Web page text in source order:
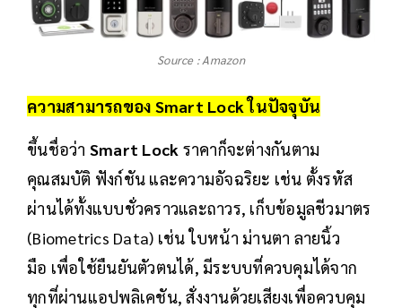
Source : Amazon
ความสามารถของ Smart Lockในปัจจุบัน
ขึ้นชื่อว่า Smart Lock ราคาก็จะต่างกันตาม
คุณสมบัติ ฟังก์ชัน และความอัจฉริยะ เช่น ตั้งรหัส
ผ่านได้ทั้งแบบชั่วคราวและถาวร, เก็บข้อมูลชีวมาตร
(Biometrics Data) เช่น ใบหน้า ม่านตา ลายนิ้ว
มือ เพื่อใช้ยืนยันตัวตนได้, มีระบบที่ควบคุมได้จาก
ทุกที่ผ่านแอปพลิเคชัน, สั่งงานด้วยเสียงเพื่อควบคุม